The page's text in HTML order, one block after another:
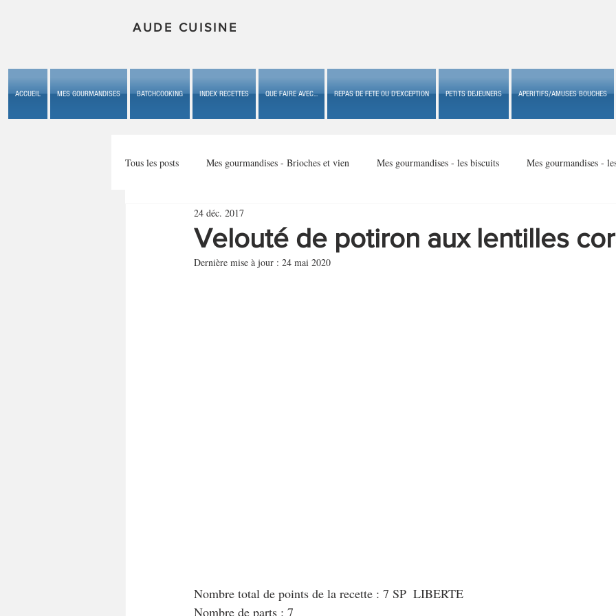
AUDE CUISINE
ACCUEIL MES GOURMANDISES BATCHCOOKING INDEX RECETTES QUE FAIRE AVEC... REPAS DE FETE OU D'EXCEPTION PETITS DEJEUNERS APERITIFS/AMUSES BOUCHES
Tous les posts Mes gourmandises - Brioches et vien Mes gourmandises - les biscuits Mes gourmandises -
Mes gourmandises - les gâteaux du b
Mes gourmandises - plaisirs d'enfan
Velouté de potiron aux lentilles
24 déc. 2017
Dernière mise à jour : 24 mai 2020
Nombre total de points de la recette : 7 SP  LIBERTE
Nombre de parts : 7